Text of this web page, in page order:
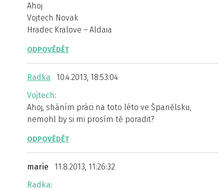
Ahoj
Vojtech Novak
Hradec Kralove – Aldaia
ODPOVĚDĚT
Radka
10.4.2013, 18:53:04
Vojtech:
Ahoj, sháním práci na toto léto ve Španělsku,
nemohl by si mi prosím tě poradit?
ODPOVĚDĚT
marie
11.8.2013, 11:26:32
Radka: